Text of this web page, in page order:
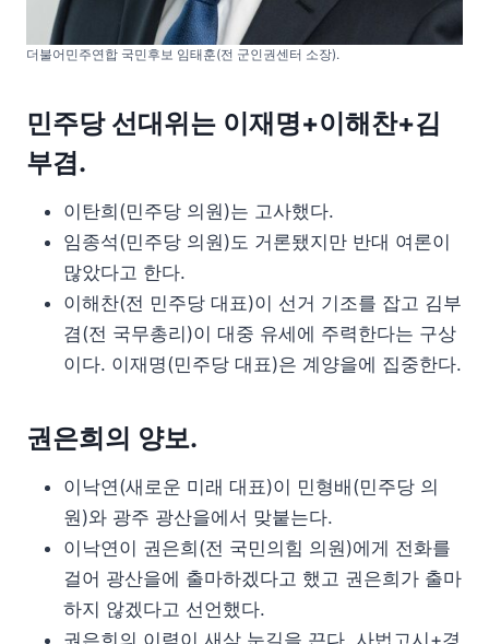
더불어민주연합 국민후보 임태훈(전 군인권센터 소장).
민주당 선대위는 이재명+이해찬+김
부겸.
이탄희(민주당 의원)는 고사했다.
임종석(민주당 의원)도 거론됐지만 반대 여론이
많았다고 한다.
이해찬(전 민주당 대표)이 선거 기조를 잡고 김부
겸(전 국무총리)이 대중 유세에 주력한다는 구상
이다. 이재명(민주당 대표)은 계양을에 집중한다.
권은희의 양보.
이낙연(새로운 미래 대표)이 민형배(민주당 의
원)와 광주 광산을에서 맞붙는다.
이낙연이 권은희(전 국민의힘 의원)에게 전화를
걸어 광산을에 출마하겠다고 했고 권은희가 출마
하지 않겠다고 선언했다.
권은희의 이력이 새삼 눈길을 끈다. 사법고시+경